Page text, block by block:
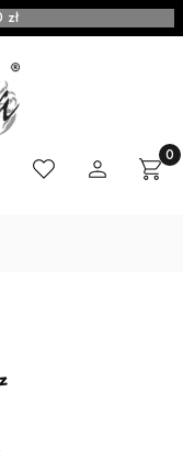
zł
UlubioneZaloguj się